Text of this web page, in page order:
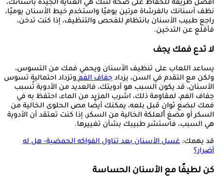
أفضل طريقة للحفاظ على صحة لثتك هي العناية الجيدة بأسنانك،
نظف أسنانك بالفرشاة مرتين يوميًا واستخدم خيط الأسنان يوميًا،
راجع طبيب الأسنان بانتظام للفحص والتنظيف، إذا كنت تدخن،
فأقلع عن التدخين.
لا تدع فمك يجف
يساعد اللعاب على تنظيف الأسنان ويحمي فمك من التسوس،
ولكن مع التقدم في السن، يزداد جفاف الفموتزداد احتمالية تسوس
الأسنان، قد يكون السبب هو أدويتك، فالعديد من الأدوية تُسبب
جفاف الفم، لمقاومة ذلك، اشرب المزيد من الماء، احتفظ به في
فمك لبضع ثوانٍ قبل بلعه، يمكنك أيضًا مص الحلوى الخالية من
السكر أو مضغ العلكة الخالية من السكر، إذا كنت تعتقد أن الأدوية
هي السبب، فاستشر طبيبك بشأن تغييرها.
قد يهمك: غسل الأسنان بعد تناول الفواكه الحمضية- هل له
أضرار؟
كن لطيفًا مع الأسنان الحساسة